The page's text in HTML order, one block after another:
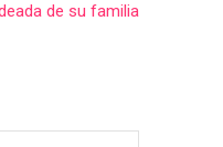
de su familia